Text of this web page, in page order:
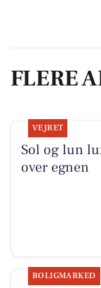
FLERE
VEJRET
Sol og lun
over egnen
BOLIGMARKED